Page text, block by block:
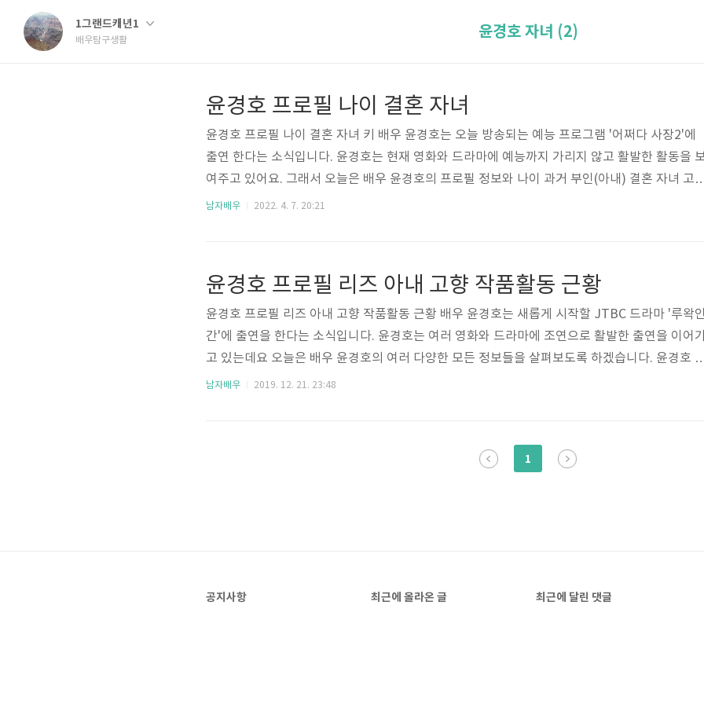
1그랜드캐년1
배우탐구생활 윤경호 자녀 (2)
윤경호 프로필 나이 결혼 자녀
윤경호 프로필 나이 결혼 자녀 키 배우 윤경호는 오늘 방송되는 예능 프로그램 '어쩌다 사장2'에
출연 한다는 소식입니다. 윤경호는 현재 영화와 드라마에 예능까지 가리지 않고 활발한 활동을
여주고 있어요. 그래서 오늘은 배우 윤경호의 프로필 정보와 나이 과거 부인(아내) 결혼 자녀 고
학력 출연작품 인스타 키 등 여러 정보들을 알아보도록 하겠습니다. 윤경호 프로필 정보 윤경호
라마 '야인시대'로 데뷔하였으며 ..
남자배우 2022. 4. 7. 20:21
윤경호 프로필 리즈 아내 고향 작품활동 근황
윤경호 프로필 리즈 아내 고향 작품활동 근황 배우 윤경호는 새롭게 시작할 JTBC 드라마 '루왁
간'에 출연을 한다는 소식입니다. 윤경호는 여러 영화와 드라마에 조연으로 활발한 출연을 이어
고 있는데요 오늘은 배우 윤경호의 여러 다양한 모든 정보들을 살펴보도록 하겠습니다. 윤경호
로필 정보 윤경호는 1980년 7월 5일생으로 올해 나이는 44살입니다. 고향은 전라남도 출생이며
구 라고 하네요. 배우 윤경호는 우석대학교 연극학과를 졸업하였으며 2002년 드라마 '야인시대'
남자배우 2019. 12. 21. 23:48
1
공지사항 최근에 올라온 글 최근에 달린 댓글